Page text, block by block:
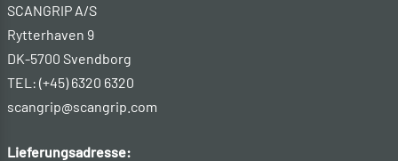
SCANGRIP A/S
Rytterhaven 9
DK-5700 Svendborg
TEL: (+45) 6320 6320
scangrip@scangrip.com
Lieferungsadresse: